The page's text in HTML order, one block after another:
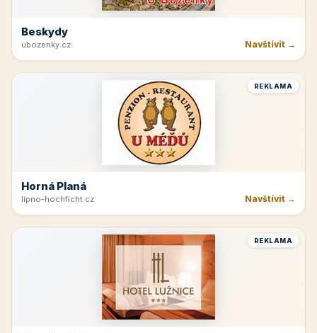
Beskydy
ubozenky.cz Navštívit →
REKLAMA
Horná Planá
lipno-hochficht.cz Navštívit →
REKLAMA